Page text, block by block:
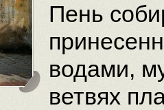
Пень
водами,
ветвях